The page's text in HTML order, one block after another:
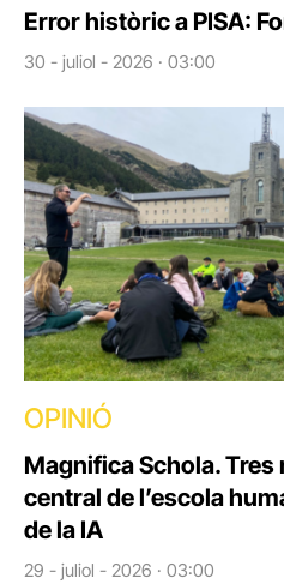
Error històric a PISA:
30 - juliol - 2026 · 03:00
OPINIÓ
Magnifica Schola.
central de l’escola
de la IA
29 - juliol - 2026 · 03:00